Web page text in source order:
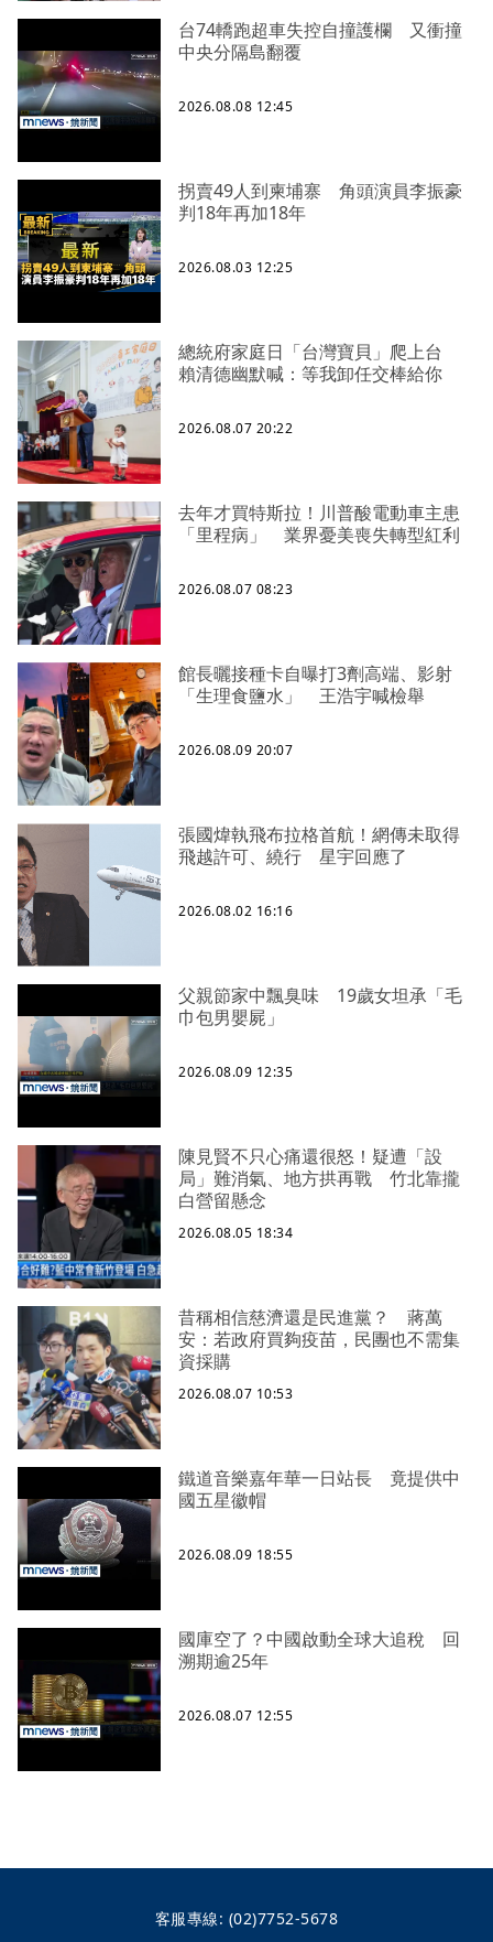
台74轎跑超車失控自撞護欄 又衝撞
中央分隔島翻覆
2026.08.08 12:45
拐賣49人到柬埔寨 角頭演員李振豪
判18年再加18年
2026.08.03 12:25
總統府家庭日「台灣寶貝」爬上台
賴清德幽默喊：等我卸任交棒給你
2026.08.07 20:22
去年才買特斯拉！川普酸電動車主患
「里程病」 業界憂美喪失轉型紅利
2026.08.07 08:23
館長曬接種卡自曝打3劑高端、影射
「生理食鹽水」 王浩宇喊檢舉
2026.08.09 20:07
張國煒執飛布拉格首航！網傳未取得
飛越許可、繞行 星宇回應了
2026.08.02 16:16
父親節家中飄臭味 19歲女坦承「毛
巾包男嬰屍」
2026.08.09 12:35
陳見賢不只心痛還很怒！疑遭「設
局」難消氣、地方拱再戰 竹北靠攏
白營留懸念
2026.08.05 18:34
昔稱相信慈濟還是民進黨？ 蔣萬
安：若政府買夠疫苗，民團也不需集
資採購
2026.08.07 10:53
鐵道音樂嘉年華一日站長 竟提供中
國五星徽帽
2026.08.09 18:55
國庫空了？中國啟動全球大追稅 回
溯期逾25年
2026.08.07 12:55
客服專線: (02)7752-5678